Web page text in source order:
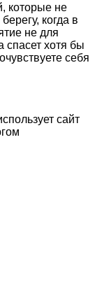
которые не
когда в
не для
хотя бы
себя
сайт